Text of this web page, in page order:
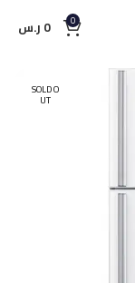
0
0 ر.س
SOLD O
UT